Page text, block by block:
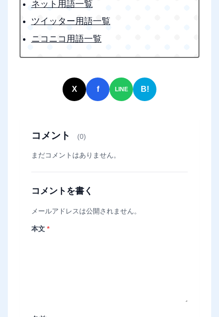
ネット用語一覧
ツイッター用語一覧
ニコニコ用語一覧
X f LINE B!
コメント (0)
まだコメントはありません。
コメントを書く
メールアドレスは公開されません。
本文 *